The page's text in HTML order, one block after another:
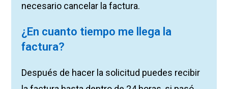
necesario cancelar la factura.
¿En cuanto tiempo me llega la
factura?
Después de hacer la solicitud puedes recibir